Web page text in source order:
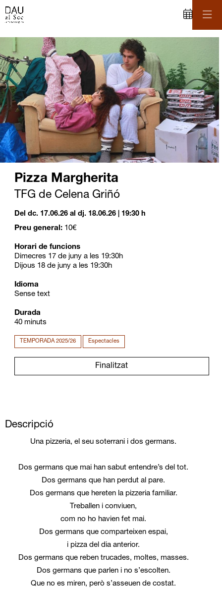
Pizza Margherita
TFG de Celena Griñó
Del dc. 17.06.26al dj. 18.06.26| 19:30 h
Preu general: 10€
Horari de funcions
Dimecres 17 de juny a les 19:30h
Dijous 18 de juny a les 19:30h
Idioma
Sense text
Durada
40 minuts
TEMPORADA 2025/26 Espectacles
Finalitzat
Descripció
Una pizzeria, el seu soterrani i dos germans.
Dos germans que mai han sabut entendre’s del tot.
Dos germans que han perdut al pare.
Dos germans que hereten la pizzeria familiar.
Treballen i conviuen,
com no ho havien fet mai.
Dos germans que comparteixen espai,
i pizza del dia anterior.
Dos germans que reben trucades, moltes, masses.
Dos germans que parlen i no s’escolten.
Que no es miren, però s’asseuen de costat.